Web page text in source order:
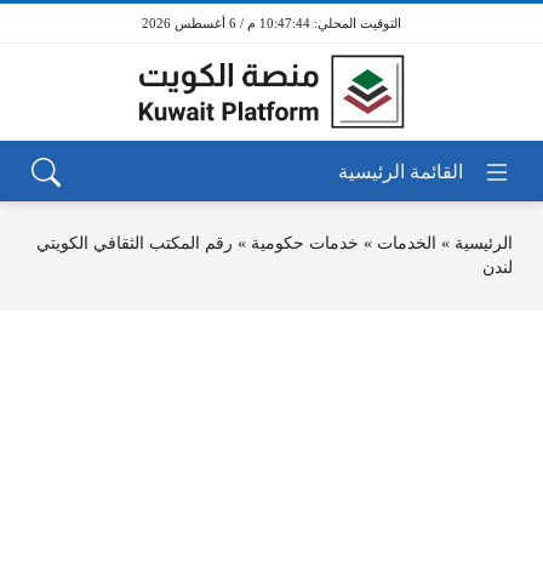
10:47:44 م / 6 أغسطس 2026
الرئيسية » الخدمات » خدمات حكومية » رقم المكتب الثقافي الكويتي
لندن